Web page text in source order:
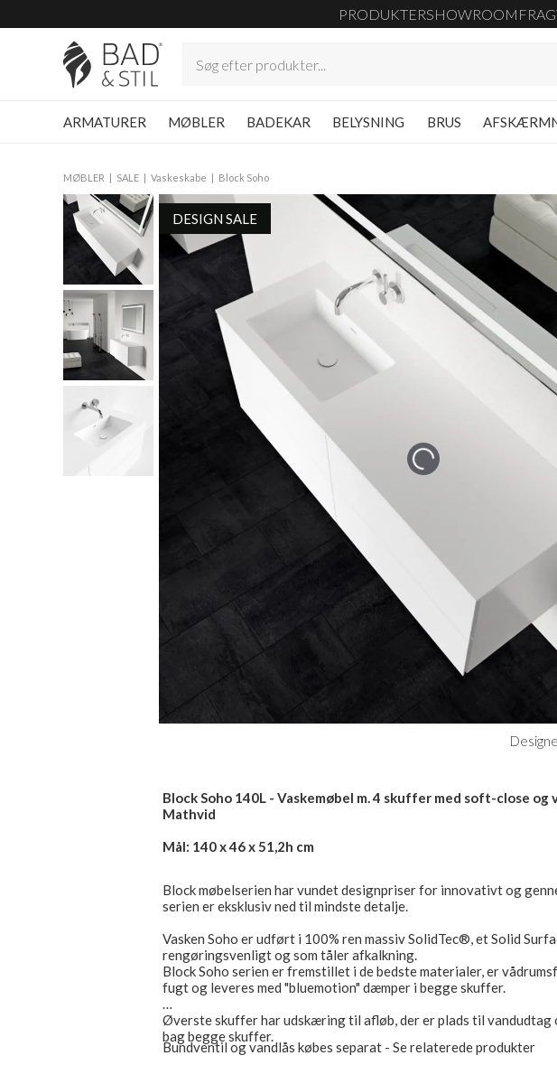
PRODUKTERSHOWROOM
ARMATURER MØBLER BADEKAR BELYSNING BRUS
MØBLER SALE Vaskeskabe Block Soho
DESIGN SALE
Block Soho 140L - Vaskemøbel m. 4 skuffer med soft-close og
Mathvid
Mål: 140 x 46 x 51,2h cm
Block møbelserien har vundet designpriser for innovativt og
serien er eksklusiv ned til mindste detalje.
Vasken Soho er udført i 100% ren massiv SolidTec®, et Solid
rengøringsvenligt og som tåler afkalkning.
Block Soho serien er fremstillet i de bedste materialer, er
fugt og leveres med "bluemotion" dæmper i begge skuffer.
Øverste skuffer har udskæring til afløb, der er plads til
bag begge skuffer.
Bundventil og vandlås købes separat - Se relaterede produkter